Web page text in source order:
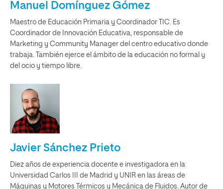
Manuel Domínguez Gómez
Maestro de Educación Primaria y Coordinador TIC. Es
Coordinador de Innovación Educativa, responsable de
Marketing y Community Manager del centro educativo donde
trabaja. También ejerce el ámbito de la educación no formal y
del ocio y tiempo libre.
Javier Sánchez Prieto
Diez años de experiencia docente e investigadora en la
Universidad Carlos III de Madrid y UNIR en las áreas de
Máquinas y Motores Térmicos y Mecánica de Fluidos. Autor de